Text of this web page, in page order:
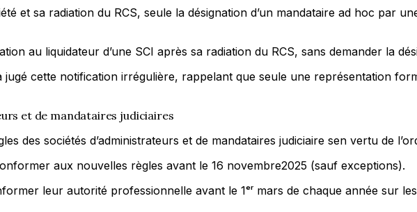
et sa radiation du RCS, seule la désignation d’un mandataire ad hoc par
au liquidateur d’une SCI après sa radiation du RCS, sans demander la
jugé cette notification irrégulière, rappelant que seule une représentation
et de mandataires judiciaires
des sociétés d’administrateurs et de mandataires judiciaire sen vertu de
aux nouvelles règles avant le 16 novembre2025 (sauf exceptions).
leur autorité professionnelle avant le 1ᵉʳ mars de chaque année sur